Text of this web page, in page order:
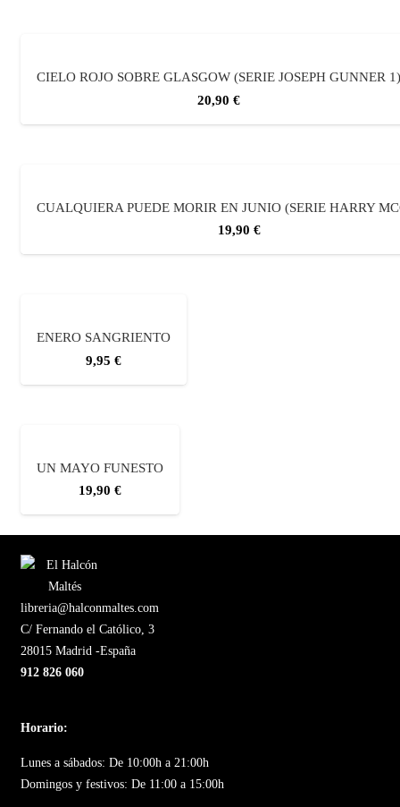
CIELO ROJO SOBRE GLASGOW (SERIE JOSEPH GUNNER 1)
20,90 €
CUALQUIERA PUEDE MORIR EN JUNIO (SERIE HARRY
19,90 €
ENERO SANGRIENTO
9,95 €
UN MAYO FUNESTO
19,90 €
libreria@halconmaltes.com
C/ Fernando el Católico, 3
28015 Madrid -España
912 826 060
Horario:
Lunes a sábados: De 10:00h a 21:00h
Domingos y festivos: De 11:00 a 15:00h